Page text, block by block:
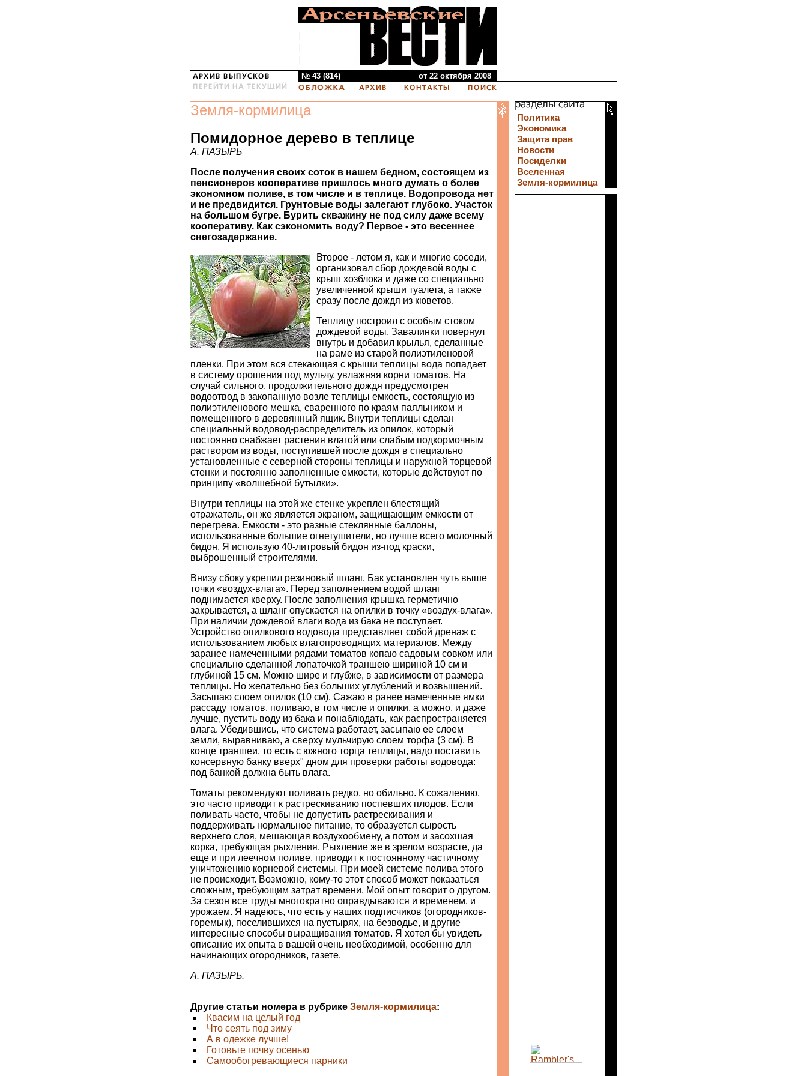
№ 43 (814) от 22 октября 2008
Земля-кормилица
Помидорное дерево в теплице
А. ПАЗЫРЬ
После получения своих соток в нашем бедном, состоящем из
пенсионеров кооперативе пришлось много думать о более
экономном поливе, в том числе и в теплице. Водопровода нет
и не предвидится. Грунтовые воды залегают глубоко. Участок
на большом бугре. Бурить скважину не под силу даже всему
кооперативу. Как сэкономить воду? Первое - это весеннее
снегозадержание.
Второе - летом я, как и многие соседи,
организовал сбор дождевой воды с
крыш хозблока и даже со специально
увеличенной крыши туалета, а также
сразу после дождя из кюветов.
Теплицу построил с особым стоком
дождевой воды. Завалинки повернул
внутрь и добавил крылья, сделанные
на раме из старой полиэтиленовой
пленки. При этом вся стекающая с крыши теплицы вода попадает
в систему орошения под мульчу, увлажняя корни томатов. На
случай сильного, продолжительного дождя предусмотрен
водоотвод в закопанную возле теплицы емкость, состоящую из
полиэтиленового мешка, сваренного по краям паяльником и
помещенного в деревянный ящик. Внутри теплицы сделан
специальный водовод-распределитель из опилок, который
постоянно снабжает растения влагой или слабым подкормочным
раствором из воды, поступившей после дождя в специально
установленные с северной стороны теплицы и наружной торцевой
стенки и постоянно заполненные емкости, которые действуют по
принципу «волшебной бутылки».
Внутри теплицы на этой же стенке укреплен блестящий
отражатель, он же является экраном, защищающим емкости от
перегрева. Емкости - это разные стеклянные баллоны,
использованные большие огнетушители, но лучше всего молочный
бидон. Я использую 40-литровый бидон из-под краски,
выброшенный строителями.
Внизу сбоку укрепил резиновый шланг. Бак установлен чуть выше
точки «воздух-влага». Перед заполнением водой шланг
поднимается кверху. После заполнения крышка герметично
закрывается, а шланг опускается на опилки в точку «воздух-влага».
При наличии дождевой влаги вода из бака не поступает.
Устройство опилкового водовода представляет собой дренаж с
использованием любых влагопроводящих материалов. Между
заранее намеченными рядами томатов копаю садовым совком или
специально сделанной лопаточкой траншею шириной 10 см и
глубиной 15 см. Можно шире и глубже, в зависимости от размера
теплицы. Но желательно без больших углублений и возвышений.
Засыпаю слоем опилок (10 см). Сажаю в ранее намеченные ямки
рассаду томатов, поливаю, в том числе и опилки, а можно, и даже
лучше, пустить воду из бака и понаблюдать, как распространяется
влага. Убедившись, что система работает, засыпаю ее слоем
земли, выравниваю, а сверху мульчирую слоем торфа (3 см). В
конце траншеи, то есть с южного торца теплицы, надо поставить
консервную банку вверх" дном для проверки работы водовода:
под банкой должна быть влага.
Томаты рекомендуют поливать редко, но обильно. К сожалению,
это часто приводит к растрескиванию поспевших плодов. Если
поливать часто, чтобы не допустить растрескивания и
поддерживать нормальное питание, то образуется сырость
верхнего слоя, мешающая воздухообмену, а потом и засохшая
корка, требующая рыхления. Рыхление же в зрелом возрасте, да
еще и при леечном поливе, приводит к постоянному частичному
уничтожению корневой системы. При моей системе полива этого
не происходит. Возможно, кому-то этот способ может показаться
сложным, требующим затрат времени. Мой опыт говорит о другом.
За сезон все труды многократно оправдываются и временем, и
урожаем. Я надеюсь, что есть у наших подписчиков (огородников-
горемык), поселившихся на пустырях, на безводье, и другие
интересные способы выращивания томатов. Я хотел бы увидеть
описание их опыта в вашей очень необходимой, особенно для
начинающих огородников, газете.
А. ПАЗЫРЬ.
Другие статьи номера в рубрике Земля-кормилица:
Квасим на целый год
Что сеять под зиму
А в одежке лучше!
Готовьте почву осенью
Cамообогревающиеся парники
Политика
Экономика
Защита прав
Новости
Посиделки
Вселенная
Земля-кормилица